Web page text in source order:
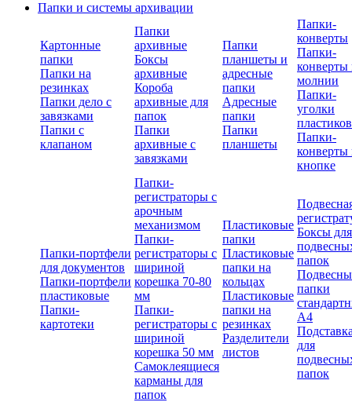
Папки и системы архивации
Картонные
папки
Папки на
резинках
Папки дело с
завязками
Папки с
клапаном
Папки
архивные
Боксы
архивные
Короба
архивные для
папок
Папки
архивные с
завязками
Папки
планшеты и
адресные
папки
Адресные
папки
Папки
планшеты
Папки-
конверты
Папки-
конверты
молнии
Папки-
уголки
Папки-
конверты
кнопке
Папки-портфели
для документов
Папки-портфели
пластиковые
Папки-
картотеки
Папки-
регистраторы с
арочным
механизмом
Папки-
регистраторы с
шириной
корешка 70-80
мм
Папки-
регистраторы с
шириной
корешка 50 мм
Самоклеящиеся
карманы для
папок
Пластиковые
папки
Пластиковые
папки на
кольцах
Пластиковые
папки на
резинках
Разделители
листов
Боксы для
папок
папки
А4
для
папок